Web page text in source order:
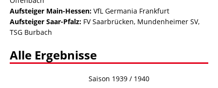
Aufsteiger Main-Hessen: VfL Germania Frankfurt
Aufsteiger Saar-Pfalz: FV Saarbrücken, Mundenheimer SV,
TSG Burbach
Alle Ergebnisse
Saison 1939 / 1940